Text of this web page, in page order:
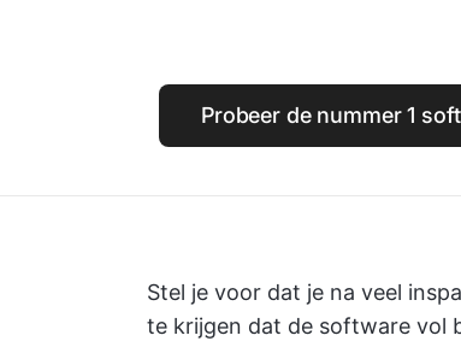
Probeer de nummer 1
Stel je voor dat je na veel
te krijgen dat de software vol